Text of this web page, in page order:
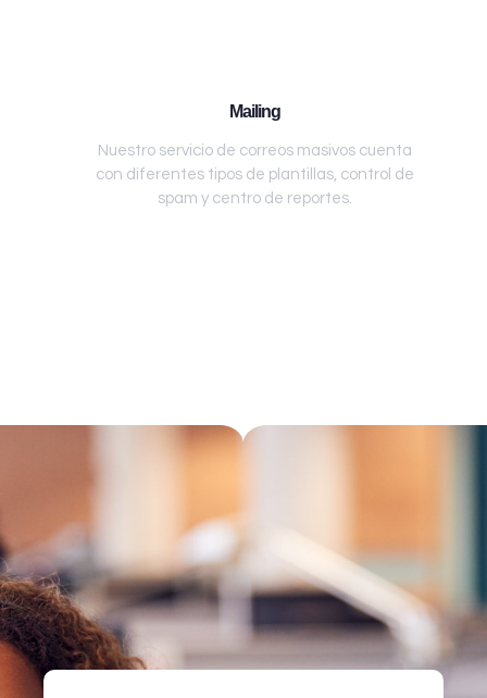
Mailing
Nuestro servicio de correos masivos cuenta
con diferentes tipos de plantillas, control de
spam y centro de reportes.